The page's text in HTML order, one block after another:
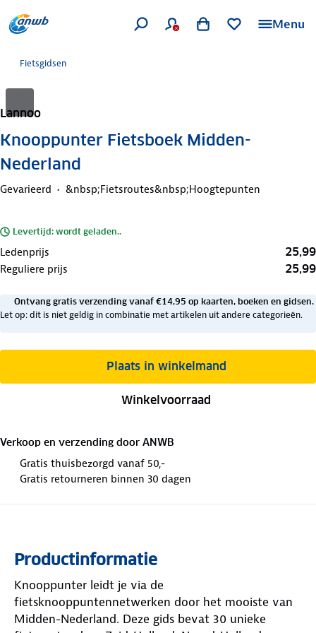
Menu
Fietsgidsen
Lannoo
Knooppunter Fietsboek Midden-
Nederland
Gevarieerd &nbsp;Fietsroutes&nbsp;Hoogtepunten
Levertijd: wordt geladen..
Ledenprijs 25,99
Reguliere prijs 25,99
Ontvang gratis verzending vanaf €14,95 op kaarten, boeken en gidsen.
Let op: dit is niet geldig in combinatie met artikelen uit andere categorieën.
Plaats in winkelmand
Winkelvoorraad
Verkoop en verzending door ANWB
Gratis thuisbezorgd vanaf 50,-
Gratis retourneren binnen 30 dagen
Productinformatie
Knooppunter leidt je via de
fietsknooppuntennetwerken door het mooiste van
Midden-Nederland. Deze gids bevat 30 unieke